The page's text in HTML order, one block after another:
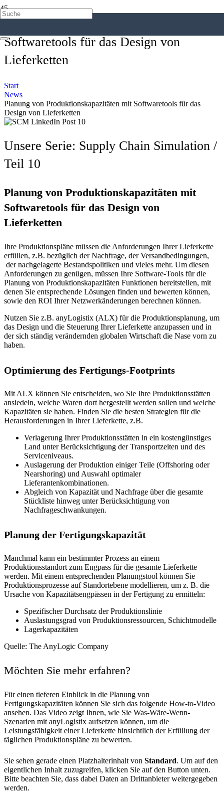
Planung von Produktionskapazitäten mit
Softwaretools für das Design von
Lieferketten
Start
News
Planung von Produktionskapazitäten mit Softwaretools für das
Design von Lieferketten
Unsere Serie: Supply Chain Simulation /
Teil 10
Planung von Produktionskapazitäten mit
Softwaretools für das Design von
Lieferketten
Ihre Produktionspläne müssen die Anforderungen Ihrer Lieferkette
erfüllen, z.B. bezüglich der Nachfrage, der Versandbedingungen,
der nachgelagerte Bestandspolitiken und vieles mehr. Um diesen
Anforderungen zu genügen, müssen Ihre Software-Tools für die
Planung von Produktionskapazitäten Funktionen bereitstellen, mit
denen Sie entsprechende Lösungen finden und bewerten können,
sowie den ROI Ihrer Netzwerkänderungen berechnen können.
Nutzen Sie z.B. anyLogistix (ALX) für die Produktionsplanung, um
das Design und die Steuerung Ihrer Lieferkette anzupassen und in
der sich ständig verändernden globalen Wirtschaft die Nase vorn zu
haben.
Optimierung des Fertigungs-Footprints
Mit ALX können Sie entscheiden, wo Sie Ihre Produktionsstätten
ansiedeln, welche Waren dort hergestellt werden sollen und welche
Kapazitäten sie haben. Finden Sie die besten Strategien für die
Herausforderungen in Ihrer Lieferkette, z.B.
Verlagerung Ihrer Produktionsstätten in ein kostengünstiges
Land unter Berücksichtigung der Transportzeiten und des
Serviceniveaus.
Auslagerung der Produktion einiger Teile (Offshoring oder
Nearshoring) und Auswahl optimaler
Lieferantenkombinationen.
Abgleich von Kapazität und Nachfrage über die gesamte
Stückliste hinweg unter Berücksichtigung von
Nachfrageschwankungen.
Planung der Fertigungskapazität
Manchmal kann ein bestimmter Prozess an einem
Produktionsstandort zum Engpass für die gesamte Lieferkette
werden. Mit einem entsprechenden Planungstool können Sie
Produktionsprozesse auf Standortebene modellieren, um z. B. die
Ursache von Kapazitätsengpässen in der Fertigung zu ermitteln:
Spezifischer Durchsatz der Produktionslinie
Auslastungsgrad von Produktionsressourcen, Schichtmodelle
Lagerkapazitäten
Quelle: The AnyLogic Company
Möchten Sie mehr erfahren?
Für einen tieferen Einblick in die Planung von
Fertigungskapazitäten können Sie sich das folgende How-to-Video
ansehen. Das Video zeigt Ihnen, wie Sie Was-Wäre-Wenn-
Szenarien mit anyLogistix aufsetzen können, um die
Leistungsfähigkeit einer Lieferkette hinsichtlich der Erfüllung der
täglichen Produktionspläne zu bewerten.
Sie sehen gerade einen Platzhalterinhalt von Standard. Um auf den
eigentlichen Inhalt zuzugreifen, klicken Sie auf den Button unten.
Bitte beachten Sie, dass dabei Daten an Drittanbieter weitergegeben
werden.